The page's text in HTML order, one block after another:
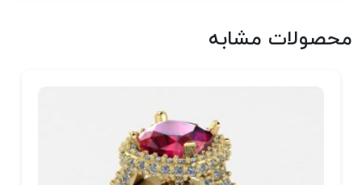
محصولات مشابه